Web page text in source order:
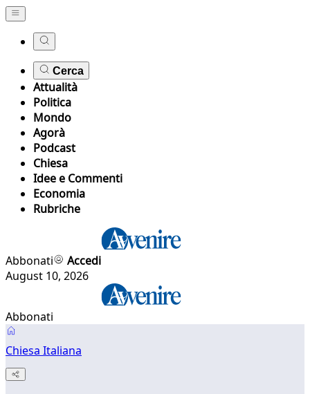
Cerca
Attualità
Politica
Mondo
Agorà
Podcast
Chiesa
Idee e Commenti
Economia
Rubriche
Abbonati
Accedi
August 10, 2026
Abbonati
Chiesa Italiana